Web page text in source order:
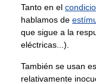
Tanto en el
hablamos de
que sigue a la
eléctricas...).
También se usan
relativamente